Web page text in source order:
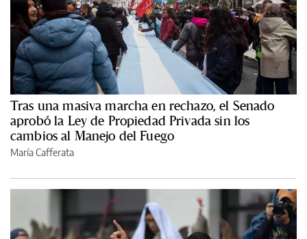
Tras una masiva marcha en rechazo, el Senado
aprobó la Ley de Propiedad Privada sin los
cambios al Manejo del Fuego
María Cafferata